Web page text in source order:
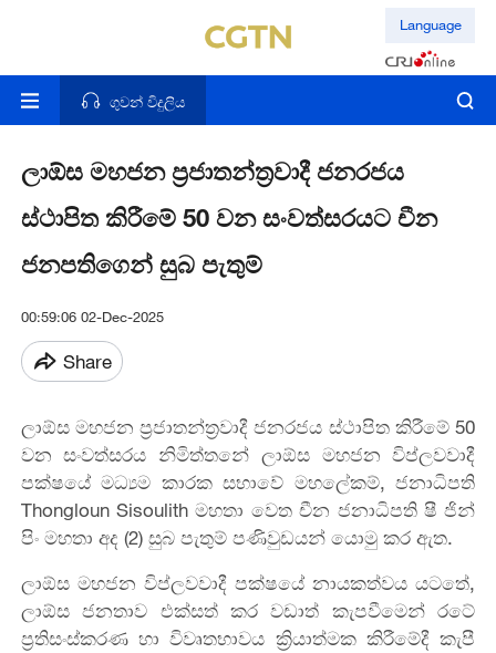
Language
ගුවන් විදුලිය
ලාඕස මහජන ප්‍රජාතන්ත්‍රවාදී ජනරජය
ස්ථාපිත කිරීමේ 50 වන සංවත්සරයට චීන
ජනපතිගෙන් සුබ පැතුම්
00:59:06 02-Dec-2025
Share
ලාඕස මහජන ප්‍රජාතන්ත්‍රවාදී ජනරජය ස්ථාපිත කිරීමේ 50
වන සංවත්සරය නිමිත්තනේ ලාඕස මහජන විප්ලවවාදී
පක්ෂයේ මධ්‍යම කාරක සභාවේ මහලේකම්, ජනාධිපති
Thongloun Sisoulith මහතා වෙත චීන ජනාධිපති ෂී ජින්
පිං මහතා අද (2) සුබ පැතුම් පණිවුඩයන් යොමු කර ඇත.
ලාඕස මහජන විප්ලවවාදී පක්ෂයේ නායකත්වය යටතේ,
ලාඕස ජනතාව එක්සත් කර වඩාත් කැපවීමෙන් රටේ
ප්‍රතිසංස්කරණ හා විවෘතභාවය ක්‍රියාත්මක කිරීමේදී කැපී